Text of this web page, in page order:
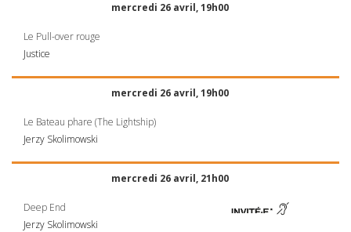
mercredi 26 avril, 19h00
Le Pull-over rouge
Justice
mercredi 26 avril, 19h00
Le Bateau phare (The Lightship)
Jerzy Skolimowski
mercredi 26 avril, 21h00
Deep End
Jerzy Skolimowski